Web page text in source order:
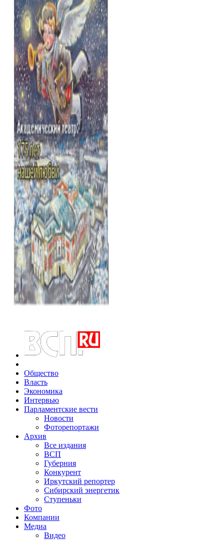
Общество
Власть
Экономика
Интервью
Парламентские вести
Новости
Фоторепортажи
Архив
Все издания
ВСП
Губерния
Конкурент
Иркутский репортер
Сибирский энергетик
Ступеньки
Фото
Компании
Медиа
Видео